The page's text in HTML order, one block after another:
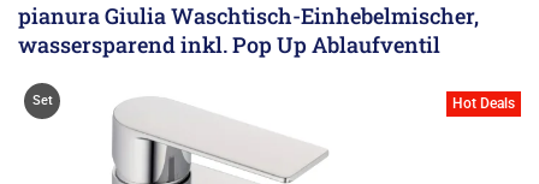
pianura Giulia Waschtisch-Einhebelmischer,
wassersparend inkl. Pop Up Ablaufventil
Set Hot Deals